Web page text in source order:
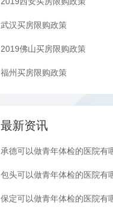
武汉买房限购政策
2019佛山买房限购政策
福州买房限购政策
最新资讯
承德可以做青年体检的医院有
包头可以做青年体检的医院有
保定可以做青年体检的医院有